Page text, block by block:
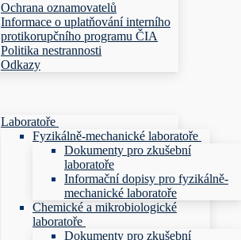
Ochrana oznamovatelů
Informace o uplatňování interního
protikorupčního programu ČIA
Politika nestrannosti
Odkazy
Laboratoře
Fyzikálně-mechanické laboratoře
Dokumenty pro zkušební
laboratoře
Informační dopisy pro fyzikálně-
mechanické laboratoře
Chemické a mikrobiologické
laboratoře
Dokumenty pro zkušební